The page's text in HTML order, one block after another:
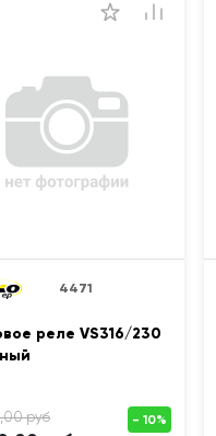
4471
реле VS316/230